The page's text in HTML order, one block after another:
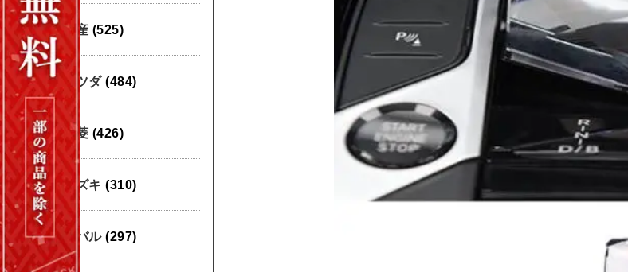
日産 (525)
マツダ (484)
三菱 (426)
スズキ (310)
スバル (297)